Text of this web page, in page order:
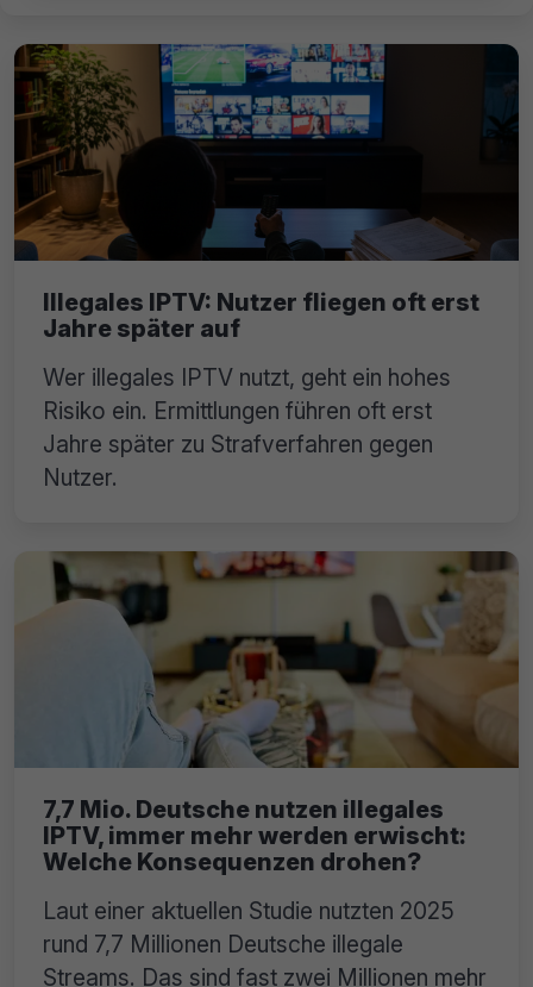
Illegales IPTV: Nutzer fliegen oft erst
Jahre später auf
Wer illegales IPTV nutzt, geht ein hohes
Risiko ein. Ermittlungen führen oft erst
Jahre später zu Strafverfahren gegen
Nutzer.
7,7 Mio. Deutsche nutzen illegales
IPTV, immer mehr werden erwischt:
Welche Konsequenzen drohen?
Laut einer aktuellen Studie nutzten 2025
rund 7,7 Millionen Deutsche illegale
Streams. Das sind fast zwei Millionen mehr